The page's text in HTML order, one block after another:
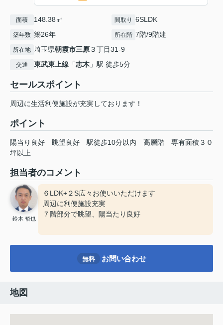
面積 148.38㎡ 間取り 6SLDK
築年数 築26年 所在階 7階/9階建
所在地 埼玉県朝霞市三原３丁目31-9
交通 東武東上線 「志木 」駅 徒歩5分
セールスポイント
周辺に生活利便施設が充実しております！
ポイント
陽当り良好 眺望良好 駅徒歩10分以内 高層階
専有面積３０
坪以上
担当者のコメント
鈴木 裕也
６LDK+２S広々お使いいただけます
周辺に利便施設充実
７階部分で眺望、陽当たり良好
無料 お問い合わせ
地図